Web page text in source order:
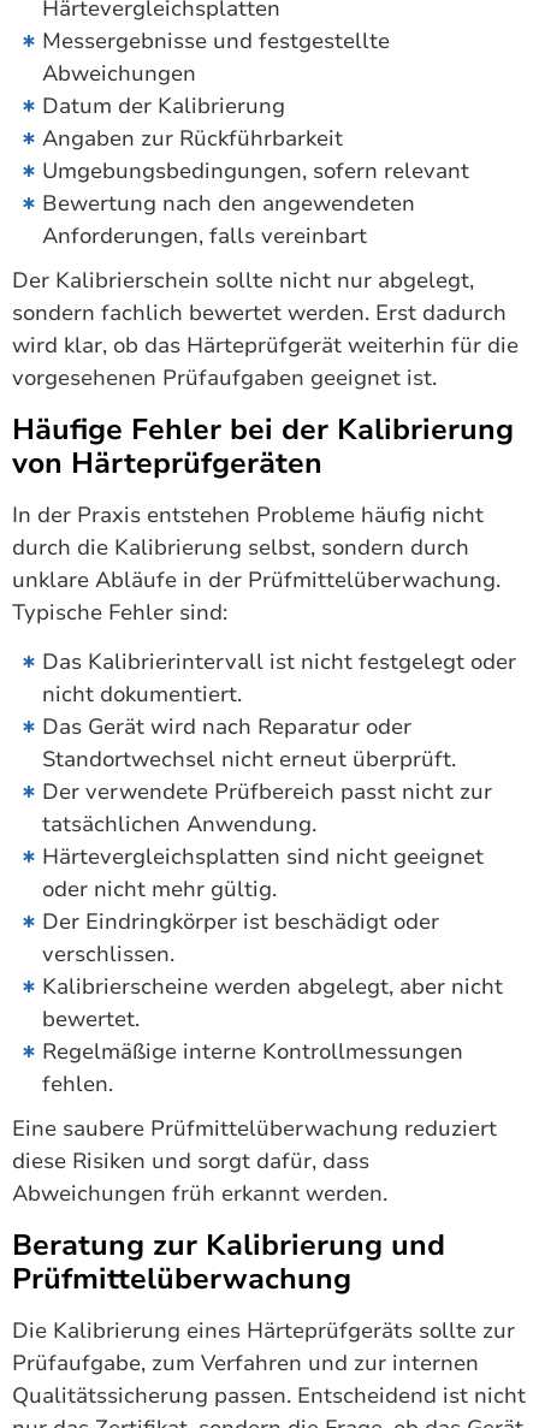
Härtevergleichsplatten
Messergebnisse und festgestellte
Abweichungen
Datum der Kalibrierung
Angaben zur Rückführbarkeit
Umgebungsbedingungen, sofern relevant
Bewertung nach den angewendeten
Anforderungen, falls vereinbart
Der Kalibrierschein sollte nicht nur abgelegt,
sondern fachlich bewertet werden. Erst dadurch
wird klar, ob das Härteprüfgerät weiterhin für die
vorgesehenen Prüfaufgaben geeignet ist.
Häufige Fehler bei der Kalibrierung
von Härteprüfgeräten
In der Praxis entstehen Probleme häufig nicht
durch die Kalibrierung selbst, sondern durch
unklare Abläufe in der Prüfmittelüberwachung.
Typische Fehler sind:
Das Kalibrierintervall ist nicht festgelegt oder
nicht dokumentiert.
Das Gerät wird nach Reparatur oder
Standortwechsel nicht erneut überprüft.
Der verwendete Prüfbereich passt nicht zur
tatsächlichen Anwendung.
Härtevergleichsplatten sind nicht geeignet
oder nicht mehr gültig.
Der Eindringkörper ist beschädigt oder
verschlissen.
Kalibrierscheine werden abgelegt, aber nicht
bewertet.
Regelmäßige interne Kontrollmessungen
fehlen.
Eine saubere Prüfmittelüberwachung reduziert
diese Risiken und sorgt dafür, dass
Abweichungen früh erkannt werden.
Beratung zur Kalibrierung und
Prüfmittelüberwachung
Die Kalibrierung eines Härteprüfgeräts sollte zur
Prüfaufgabe, zum Verfahren und zur internen
Qualitätssicherung passen. Entscheidend ist nicht